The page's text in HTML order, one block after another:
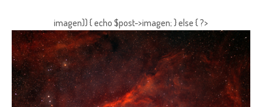
imagen)) { echo $post->imagen; } else { ?>